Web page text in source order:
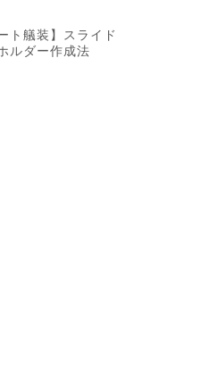
ト艤装】スライド
ルダー作成法